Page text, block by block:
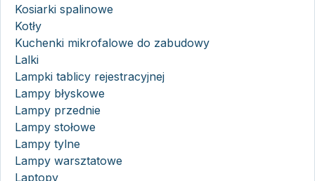
Kosiarki spalinowe
Kotły
Kuchenki mikrofalowe do zabudowy
Lalki
Lampki tablicy rejestracyjnej
Lampy błyskowe
Lampy przednie
Lampy stołowe
Lampy tylne
Lampy warsztatowe
Laptopy